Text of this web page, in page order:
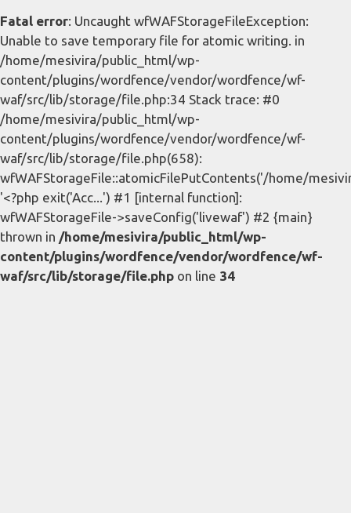
Fatal error: Uncaught wfWAFStorageFileException:
Unable to save temporary file for atomic writing. in
/home/mesivira/public_html/wp-
content/plugins/wordfence/vendor/wordfence/wf-
waf/src/lib/storage/file.php:34 Stack trace: #0
/home/mesivira/public_html/wp-
content/plugins/wordfence/vendor/wordfence/wf-
waf/src/lib/storage/file.php(658):
wfWAFStorageFile::atomicFilePutContents('/home/
'<?php exit('Acc...') #1 [internal function]:
wfWAFStorageFile->saveConfig('livewaf') #2 {main}
thrown in /home/mesivira/public_html/wp-
content/plugins/wordfence/vendor/wordfence/wf-
waf/src/lib/storage/file.php on line 34